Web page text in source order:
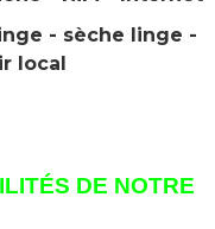
- sèche linge -
local
DE NOTRE